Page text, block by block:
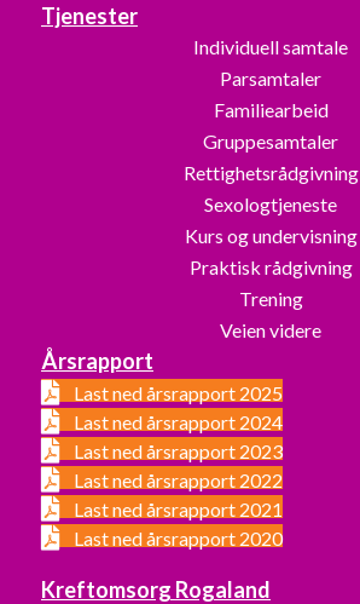
Tjenester
Individuell samtale
Parsamtaler
Familiearbeid
Gruppesamtaler
Rettighetsrådgivning
Sexologtjeneste
Kurs og undervisning
Praktisk rådgivning
Trening
Veien videre
Årsrapport
Last ned årsrapport 2025
Last ned årsrapport 2024
Last ned årsrapport 2023
Last ned årsrapport 2022
Last ned årsrapport 2021
Last ned årsrapport 2020
Kreftomsorg Rogaland